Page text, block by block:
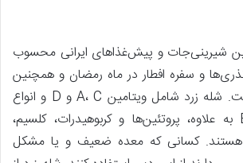
شیرینی‌جات و پیش‌غذاهای ایرانی محسوب
و سفره افطار در ماه رمضان و همچنین
پذیرایی مهمان‌ها است. شله زرد شامل ویتامین A، C و D و انواع
ویتامین‌های گروه B به علاوه، پروتئین‌ها و کربوهیدرات، کلسیم،
هستند. کسانی که معده ضعیف و یا مشکل